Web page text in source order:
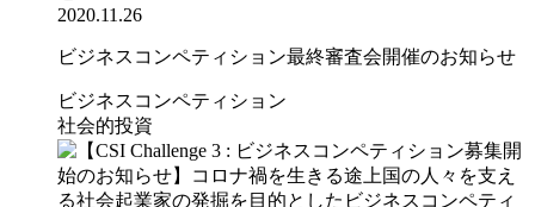
2020.11.26
ビジネスコンペティション最終審査会開催のお知らせ
ビジネスコンペティション
社会的投資